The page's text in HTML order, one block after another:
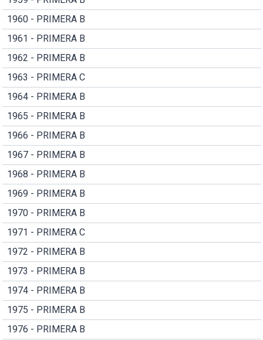
1960 - PRIMERA B
1961 - PRIMERA B
1962 - PRIMERA B
1963 - PRIMERA C
1964 - PRIMERA B
1965 - PRIMERA B
1966 - PRIMERA B
1967 - PRIMERA B
1968 - PRIMERA B
1969 - PRIMERA B
1970 - PRIMERA B
1971 - PRIMERA C
1972 - PRIMERA B
1973 - PRIMERA B
1974 - PRIMERA B
1975 - PRIMERA B
1976 - PRIMERA B